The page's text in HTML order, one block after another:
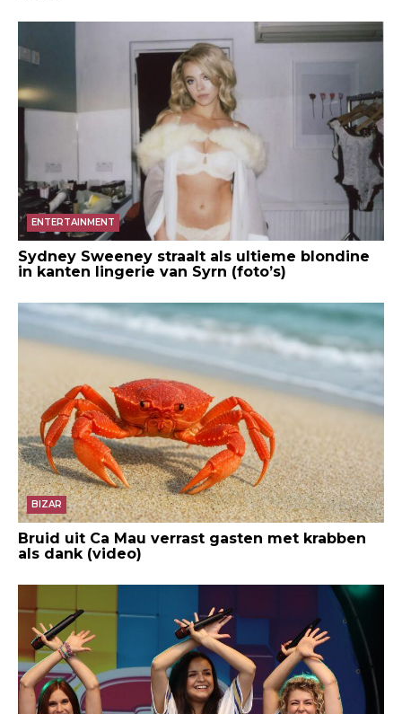
ENTERTAINMENT
Sydney Sweeney straalt als ultieme blondine
in kanten lingerie van Syrn (foto’s)
BIZAR
Bruid uit Ca Mau verrast gasten met krabben
als dank (video)